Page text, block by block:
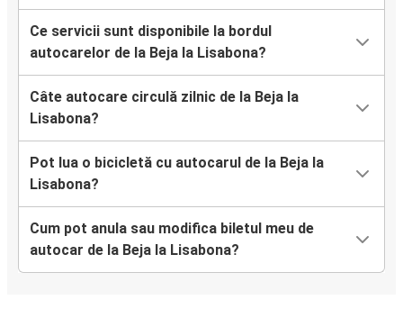
Ce servicii sunt disponibile la bordul
autocarelor de la Beja la Lisabona?
Câte autocare circulă zilnic de la Beja la
Lisabona?
Pot lua o bicicletă cu autocarul de la Beja la
Lisabona?
Cum pot anula sau modifica biletul meu de
autocar de la Beja la Lisabona?